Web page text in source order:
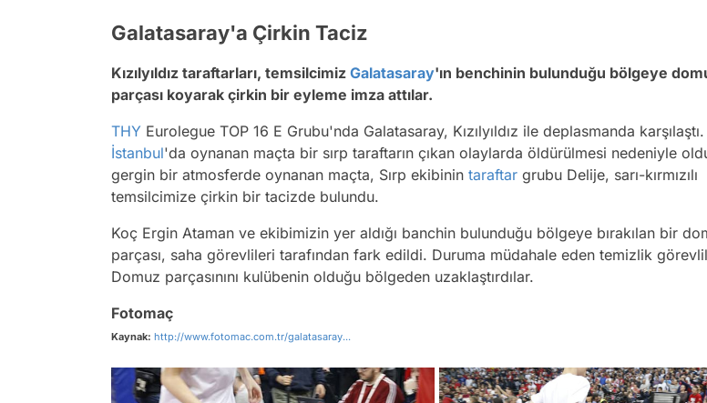
Galatasaray'a Çirkin Taciz
Kızılyıldız taraftarları, temsilcimiz Galatasaray'ın benchinin bulunduğu bölgeye
parçası koyarak çirkin bir eyleme imza attılar.
THY Eurolegue TOP 16 E Grubu'nda Galatasaray, Kızılyıldız ile deplasmanda karşılaştı.
İstanbul'da oynanan maçta bir sırp taraftarın çıkan olaylarda öldürülmesi nedeniyle
gergin bir atmosferde oynanan maçta, Sırp ekibinin taraftar grubu Delije, sarı-kırmızılı
temsilcimize çirkin bir tacizde bulundu.
Koç Ergin Ataman ve ekibimizin yer aldığı banchin bulunduğu bölgeye bırakılan bir
parçası, saha görevlileri tarafından fark edildi. Duruma müdahale eden temizlik
Domuz parçasınını kulübenin olduğu bölgeden uzaklaştırdılar.
Fotomaç
Kaynak: http://www.fotomac.com.tr/galatasaray...